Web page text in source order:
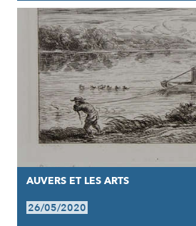
AUVERS ET LES ARTS
26/05/2020